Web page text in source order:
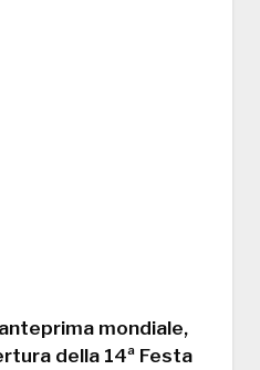
mondiale,
della 14ª Festa